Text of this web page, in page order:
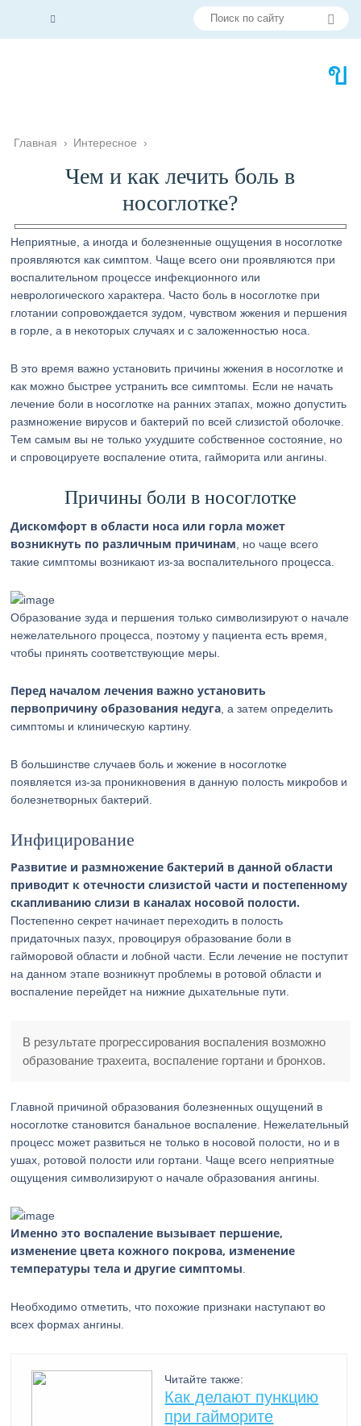
Главная › Интересное ›
Чем и как лечить боль в
носоглотке?
Неприятные, а иногда и болезненные ощущения в носоглотке
проявляются как симптом. Чаще всего они проявляются при
воспалительном процессе инфекционного или
неврологического характера. Часто боль в носоглотке при
глотании сопровождается зудом, чувством жжения и першения
в горле, а в некоторых случаях и с заложенностью носа.
В это время важно установить причины жжения в носоглотке и
как можно быстрее устранить все симптомы. Если не начать
лечение боли в носоглотке на ранних этапах, можно допустить
размножение вирусов и бактерий по всей слизистой оболочке.
Тем самым вы не только ухудшите собственное состояние, но
и спровоцируете воспаление отита, гайморита или ангины.
Причины боли в носоглотке
Дискомфорт в области носа или горла может
возникнуть по различным причинам , но чаще всего
такие симптомы возникают из-за воспалительного процесса.
Образование зуда и першения только символизируют о начале
нежелательного процесса, поэтому у пациента есть время,
чтобы принять соответствующие меры.
Перед началом лечения важно установить
первопричину образования недуга , а затем определить
симптомы и клиническую картину.
В большинстве случаев боль и жжение в носоглотке
появляется из-за проникновения в данную полость микробов и
болезнетворных бактерий.
Инфицирование
Развитие и размножение бактерий в данной области
приводит к отечности слизистой части и постепенному
скапливанию слизи в каналах носовой полости.
Постепенно секрет начинает переходить в полость
придаточных пазух, провоцируя образование боли в
гайморовой области и лобной части. Если лечение не поступит
на данном этапе возникнут проблемы в ротовой области и
воспаление перейдет на нижние дыхательные пути.
В результате прогрессирования воспаления возможно
образование трахеита, воспаление гортани и бронхов.
Главной причиной образования болезненных ощущений в
носоглотке становится банальное воспаление. Нежелательный
процесс может развиться не только в носовой полости, но и в
ушах, ротовой полости или гортани. Чаще всего неприятные
ощущения символизируют о начале образования ангины.
Именно это воспаление вызывает першение,
изменение цвета кожного покрова, изменение
температуры тела и другие симптомы
Необходимо отметить, что похожие признаки наступают во
всех формах ангины.
Читайте также:
Как делают пункцию
при гайморите